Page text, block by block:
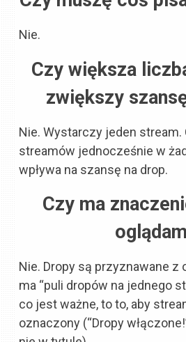
Nie.
Czy większa
zwiększy
Nie. Wystarczy jeden stream.
streamów jednocześnie w
wpływa na szansę na drop.
Czy ma
Nie. Dropy są przyznawane z
ma “puli dropów na jednego
co jest ważne, to to, aby
oznaczony (“Dropy